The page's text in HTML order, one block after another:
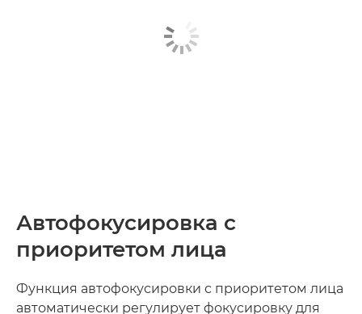
Автофокусировка с
приоритетом лица
Функция автофокусировки с приоритетом лица
автоматически регулирует фокусировку для